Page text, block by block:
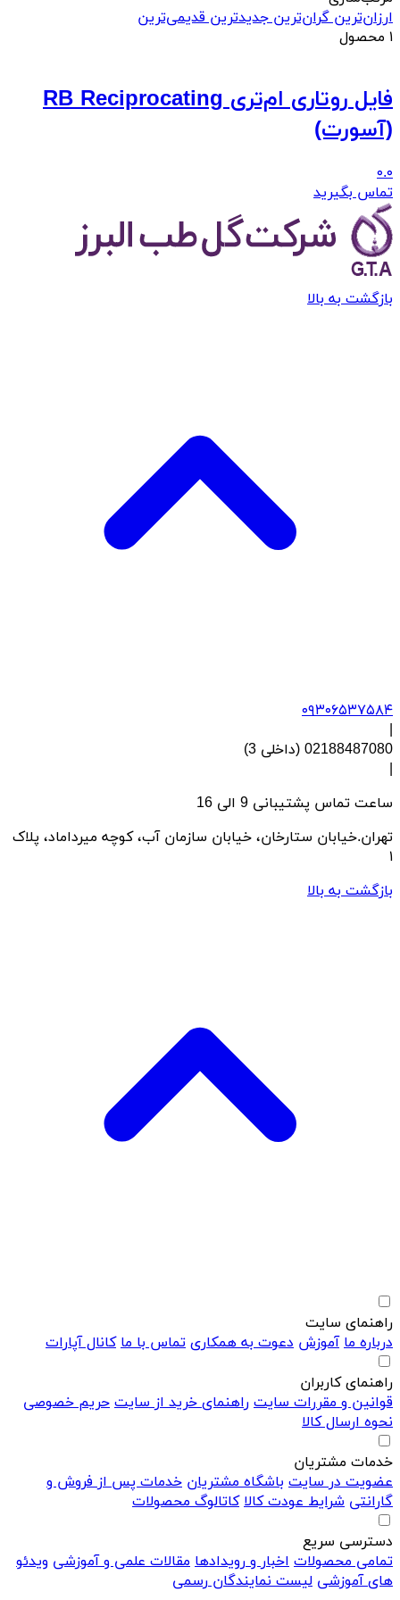
ارزان‌ترینگران‌ترینجدید‌ترینقدیمی‌ترین
۱ محصول
فایل روتاری ام‌تری RB Reciprocating
(آسورت)
۰.۰
تماس بگیرید
بازگشت به بالا
۰۹۳۰۶۵۳۷۵۸۴
02188487080 (داخلی 3)
ساعت تماس پشتیبانی 9 الی 16
تهران.خیابان ستارخان، خیابان سازمان آب، کوچه میرداماد، پلاک
۱
بازگشت به بالا
راهنمای سایت
درباره ما آموزش دعوت به همکاری تماس با ما کانال آپارات
راهنمای کاربران
قوانین و مقررات سایت راهنمای خرید از سایت حریم خصوصی
نحوه ارسال کالا
خدمات مشتریان
عضویت در سایت باشگاه مشتریان خدمات پس از فروش و
گارانتی شرایط عودت کالا کاتالوگ محصولات
دسترسی سریع
تمامی محصولات اخبار و رویدادها مقالات علمی و آموزشی ویدئو
های آموزشی لیست نمایندگان رسمی